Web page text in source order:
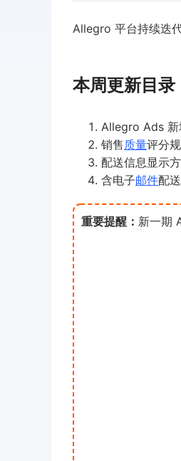
Allegro 平台持续迭
本周更新目录
Allegro Ads 新
销售 质量评分
配送信息显示
含电子邮件配
重要提醒： 新一期